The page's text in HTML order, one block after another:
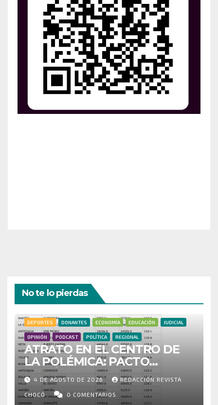
No te lo pierdas
DEPORTES DONANTES ECONOMÍA EDUCACIÓN JUDICIAL
OPINIÓN PODCAST POLÍTICA REGIONAL
ATRATO EN EL CENTRO DE
LA POLÉMICA: PACTO
HISTÓRICO CUESTIONA
CENSO ELECTORAL Y PIDE
INVESTIGAR PRESUNTO
4 DE AGOSTO DE 2026 REDACCIÓN REVISTA
CHOCÓ 0 COMENTARIOS